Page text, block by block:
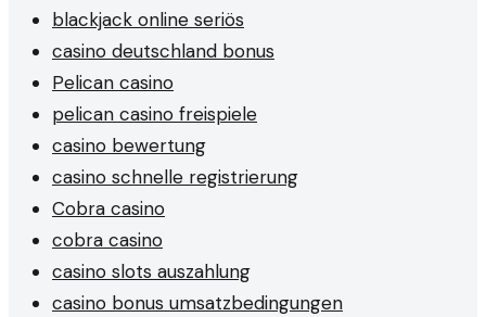
blackjack online seriös
casino deutschland bonus
Pelican casino
pelican casino freispiele
casino bewertung
casino schnelle registrierung
Cobra casino
cobra casino
casino slots auszahlung
casino bonus umsatzbedingungen